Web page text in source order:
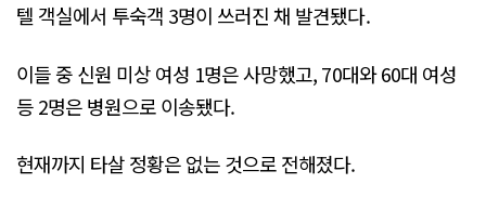
텔 객실에서 투숙객 3명이 쓰러진 채 발견됐다.
이들 중 신원 미상 여성 1명은 사망했고, 70대와 60대 여성
등 2명은 병원으로 이송됐다.
현재까지 타살 정황은 없는 것으로 전해졌다.